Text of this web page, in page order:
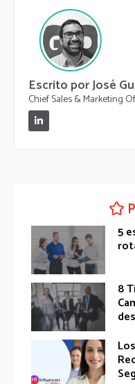
Escrito por José
Chief Sales & Marketing
5
8